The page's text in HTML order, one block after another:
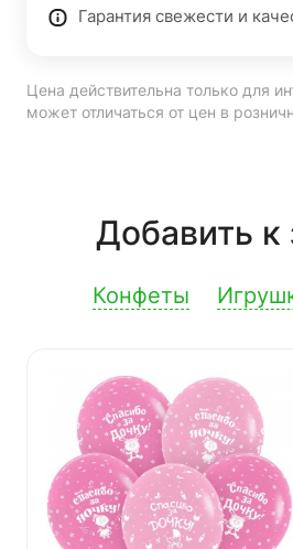
Гарантия свежести и
Цена действительна только для
может отличаться от цен в
Добавить к
Конфеты